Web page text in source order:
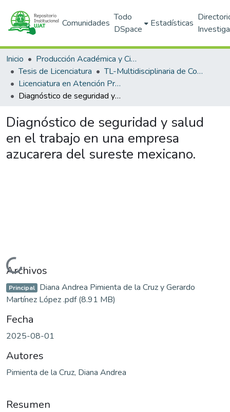
Comunidades
Todo
DSpace
Estadísticas
Inicio
Producción Académica y Científica
Tesis de Licenciatura
TL-Multidisciplinaria de Comalcalco (DAMC)
Licenciatura en Atención Prehospitalaria y Desastres
Diagnóstico de seguridad y salud en el trabajo en una empresa azucarera del sureste mexicano.
Diagnóstico de seguridad y salud
en el trabajo en una empresa
azucarera del sureste mexicano.
Cargando...
Archivos
Principal Diana Andrea Pimienta de la Cruz y Gerardo
Martínez López .pdf(8.91 MB)
Fecha
2025-08-01
Autores
Pimienta de la Cruz, Diana Andrea
Resumen